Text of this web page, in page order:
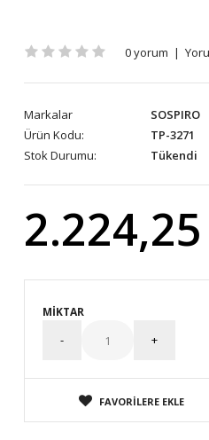
0 yorum |
Markalar
SOSPIRO
Ürün Kodu:
TP-3271
Stok Durumu:
Tükendi
MIKTAR
FAVORILERE EKLE